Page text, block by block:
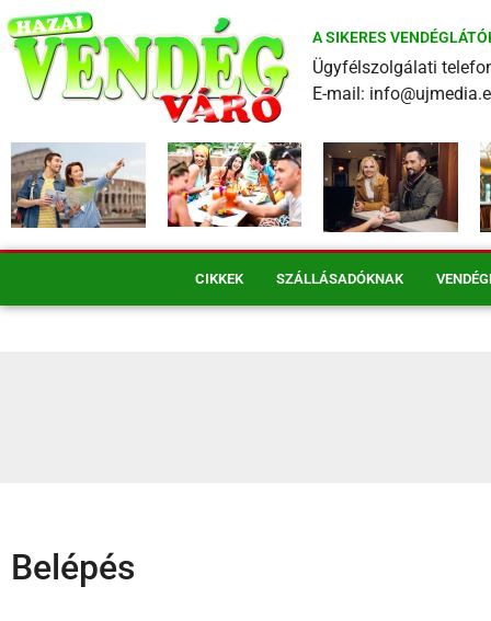
A SIKERES
Ügyfélszolgálati
E-mail:
CIKKEK SZÁLLÁSADÓKNAK
Belépés